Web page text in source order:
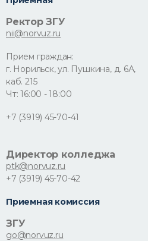
Ректор ЗГУ
nii@norvuz.ru
Прием граждан:
г. Норильск, ул. Пушкина, д. 6А,
каб. 215
Чт: 16:00 - 18:00
+7 (3919) 45-70-41
Директор колледжа
ptk@norvuz.ru
+7 (3919) 45-70-42
Приемная комиссия
ЗГУ
go@norvuz.ru